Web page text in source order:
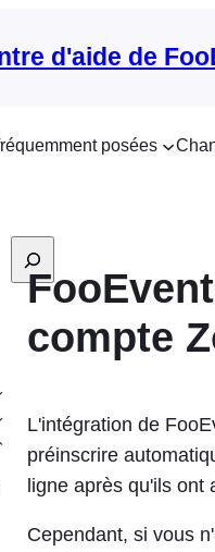
d'aide de
posées
compte
L'intégration de
préinscrire
ligne après qu'ils ont
Cependant, si vous